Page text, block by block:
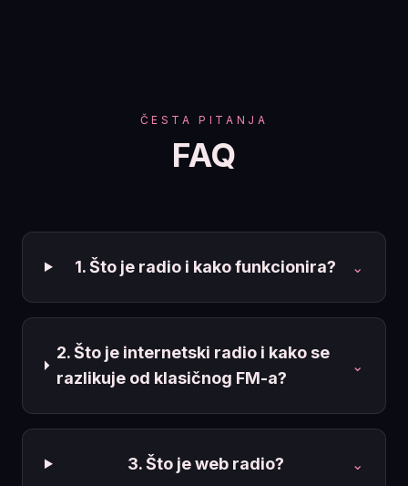
ČESTA PITANJA
FAQ
1. Što je radio i kako funkcionira? ⌄
2. Što je internetski radio i kako se
razlikuje od klasičnog FM-a?
⌄
3. Što je web radio? ⌄